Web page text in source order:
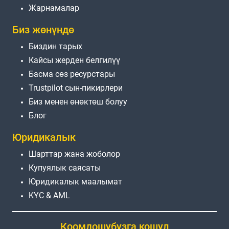
Жарнамалар
Биз жөнүндө
Биздин тарых
Кайсы жерден белгилүү
Басма сөз ресурстары
Trustpilot сын-пикирлери
Биз менен өнөктөш болуу
Блог
Юридикалык
Шарттар жана жоболор
Купуялык саясаты
Юридикалык маалымат
KYC & AML
Коомдошубузга кошул